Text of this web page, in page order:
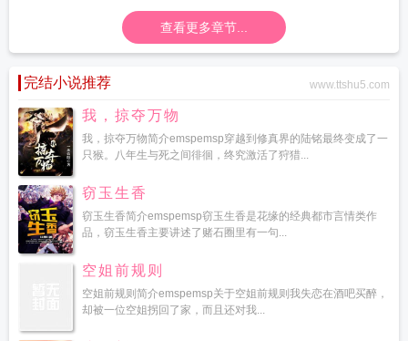
查看更多章节...
完结小说推荐 www.ttshu5.com
我，掠夺万物
我，掠夺万物简介emspemsp穿越到修真界的陆铭最终变成了一
只猴。八年生与死之间徘徊，终究激活了狩猎...
窃玉生香
窃玉生香简介emspemsp窃玉生香是花缘的经典都市言情类作
品，窃玉生香主要讲述了赌石圈里有一句...
空姐前规则
空姐前规则简介emspemsp关于空姐前规则我失恋在酒吧买醉，
却被一位空姐拐回了家，而且还对我...